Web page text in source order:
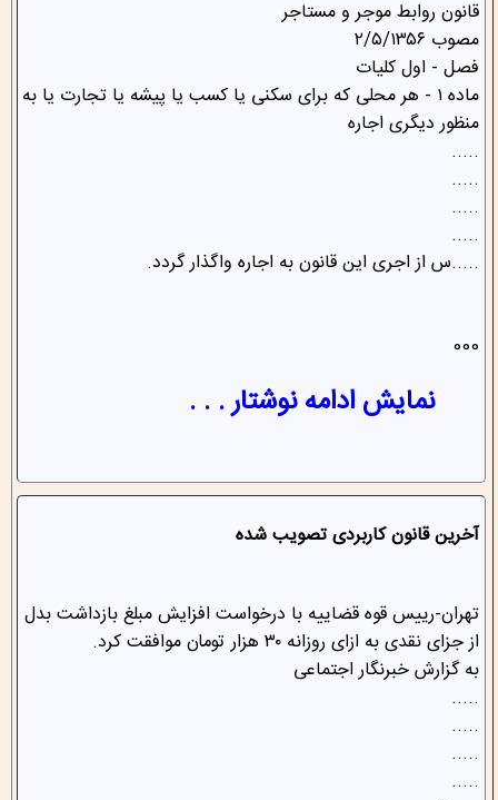
قانون روابط موجر و مستاجر
‌مصوب ۲/۵/۱۳۵۶
فصل - اول کلیات
‌‌ماده ۱ - هر محلی که برای سکنی یا کسب یا پیشه یا تجارت یا به
منظور دیگری اجاره
.....
.....
.....
.....
.....س از اجری این قانون به اجاره واگذار گردد.
000
نمایش ادامه نوشتار . . .
آخرین قانون کاربردی تصویب شده
تهران-رییس قوه قضاییه با درخواست افزایش مبلغ بازداشت بدل
از جزای نقدی به ازای روزانه ۳۰ هزار تومان موافقت کرد.
به گزارش خبرنگار اجتماعی
.....
.....
.....
.....